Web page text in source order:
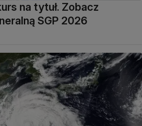
na tytuł. Zobacz
SGP 2026